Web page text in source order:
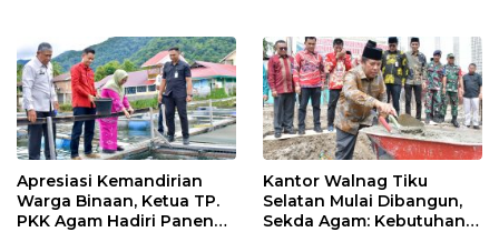
Apresiasi Kemandirian
Warga Binaan, Ketua TP.
PKK Agam Hadiri Panen
Kantor Walnag Tiku
Selatan Mulai Dibangun,
Sekda Agam: Kebutuhan